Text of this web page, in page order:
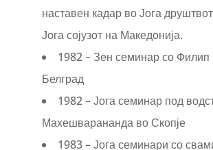
наставен кадар во Јога
Јога сојузот на Македонија.
1982 – Зен семинар со Филип
Белград
1982 – Јога семинар под
Махешварананда во Скопје
1983 – Јога семинари со